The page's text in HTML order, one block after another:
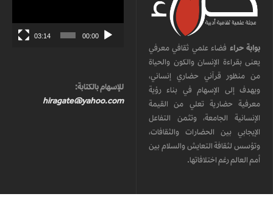
بوابة حراء فضاء علمي ثقافي معرفي
يعنى بقراءة الإنسان والكون والحياة
من منظور قرآني حضاري إنساني،
ويهدف إلى الإسهام في بناء رؤية
معرفية حضارية تعلي من القيمة
الإنسانية الجامعة، وتثمن التفاعل
الإيجابي بين الحضارات والثقافات،
وتؤسس لثقافة التعايش والسلام بين
أمم العالم رغم اختلافاتها.
00:00
03:14
للإسهام بالكتابة:
hiragate@yahoo.com